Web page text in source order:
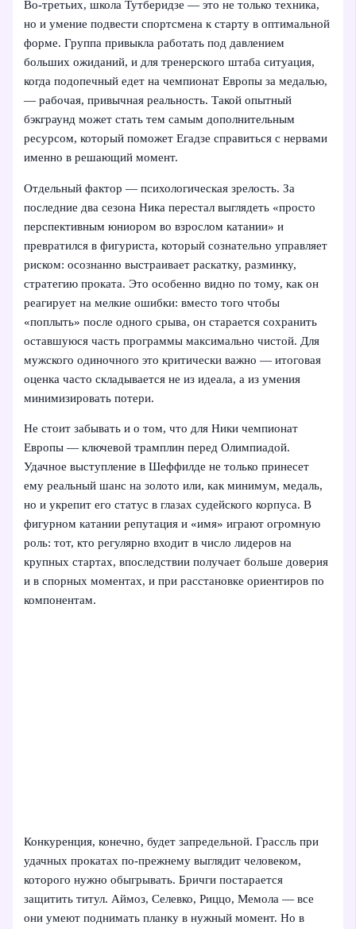
Во‑третьих, школа Тутберидзе — это не только техника,
но и умение подвести спортсмена к старту в оптимальной
форме. Группа привыкла работать под давлением
больших ожиданий, и для тренерского штаба ситуация,
когда подопечный едет на чемпионат Европы за медалью,
— рабочая, привычная реальность. Такой опытный
бэкграунд может стать тем самым дополнительным
ресурсом, который поможет Егадзе справиться с нервами
именно в решающий момент.
Отдельный фактор — психологическая зрелость. За
последние два сезона Ника перестал выглядеть «просто
перспективным юниором во взрослом катании» и
превратился в фигуриста, который сознательно управляет
риском: осознанно выстраивает раскатку, разминку,
стратегию проката. Это особенно видно по тому, как он
реагирует на мелкие ошибки: вместо того чтобы
«поплыть» после одного срыва, он старается сохранить
оставшуюся часть программы максимально чистой. Для
мужского одиночного это критически важно — итоговая
оценка часто складывается не из идеала, а из умения
минимизировать потери.
Не стоит забывать и о том, что для Ники чемпионат
Европы — ключевой трамплин перед Олимпиадой.
Удачное выступление в Шеффилде не только принесет
ему реальный шанс на золото или, как минимум, медаль,
но и укрепит его статус в глазах судейского корпуса. В
фигурном катании репутация и «имя» играют огромную
роль: тот, кто регулярно входит в число лидеров на
крупных стартах, впоследствии получает больше доверия
и в спорных моментах, и при расстановке ориентиров по
компонентам.
Конкуренция, конечно, будет запредельной. Грассль при
удачных прокатах по-прежнему выглядит человеком,
которого нужно обыгрывать. Бричги постарается
защитить титул. Аймоз, Селевко, Риццо, Мемола — все
они умеют поднимать планку в нужный момент. Но в